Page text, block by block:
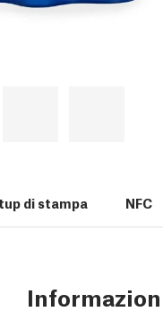
di stampa NFC